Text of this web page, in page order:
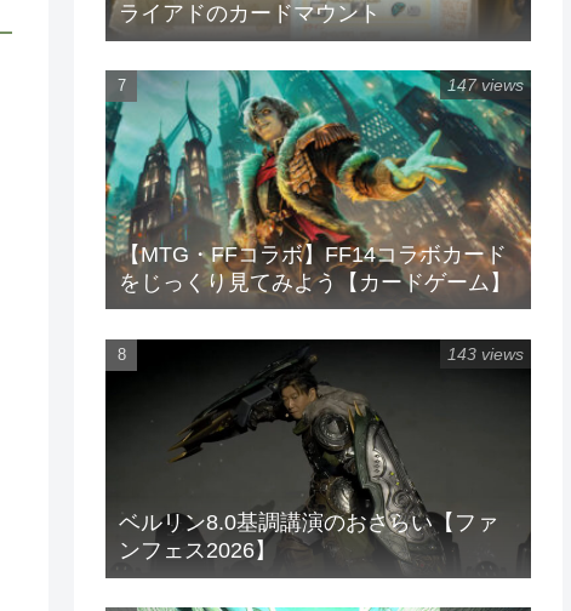
ライアドのカードマウント
【MTG・FFコラボ】FF14コラボカード
をじっくり見てみよう【カードゲーム】
147 views
ベルリン8.0基調講演のおさらい【ファ
ンフェス2026】
143 views